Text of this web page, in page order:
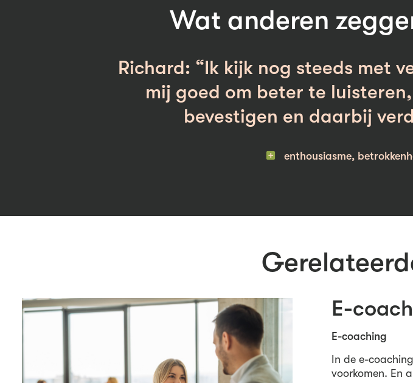
Wat anderen
Richard: “Ik kijk nog steeds met
mij goed om beter te
bevestigen en daarbij
enthousiasme,
E-
E-coaching
In de e-
voorkomen. En